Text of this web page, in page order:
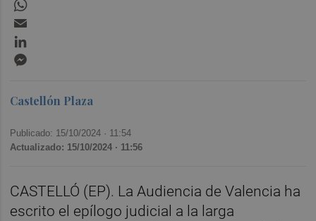
Castellón Plaza
Publicado: 15/10/2024 · 11:54
Actualizado: 15/10/2024 · 11:56
CASTELLÓ (EP). La Audiencia de Valencia ha
escrito el epílogo judicial a la larga